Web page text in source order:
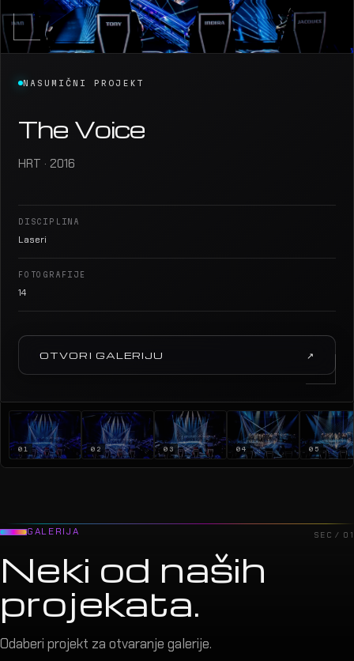
NASUMIČNI PROJEKT
The Voice
HRT · 2016
DISCIPLINA
Laseri
FOTOGRAFIJE
14
OTVORI GALERIJU ↗
01 02 03 04 05
GALERIJA
Neki od naših
projekata.
Odaberi projekt za otvaranje galerije.
SEC / 01